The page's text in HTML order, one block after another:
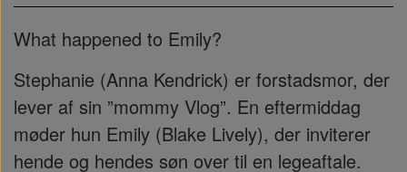
What happened to Emily?
Stephanie (Anna Kendrick) er forstadsmor, der
lever af sin ”mommy Vlog”. En eftermiddag
møder hun Emily (Blake Lively), der inviterer
hende og hendes søn over til en legeaftale.